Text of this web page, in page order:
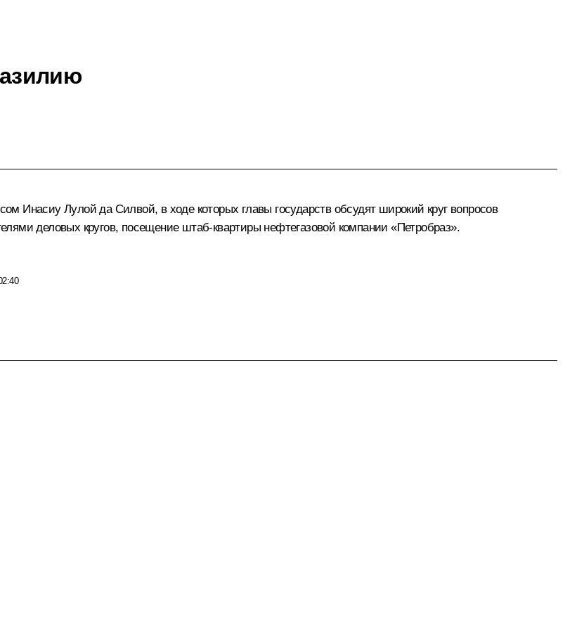
Инасиу Лулой да Силвой, в ходе которых главы государств обсудят широкий круг вопросов
деловых кругов, посещение штаб-квартиры нефтегазовой компании «Петробраз».